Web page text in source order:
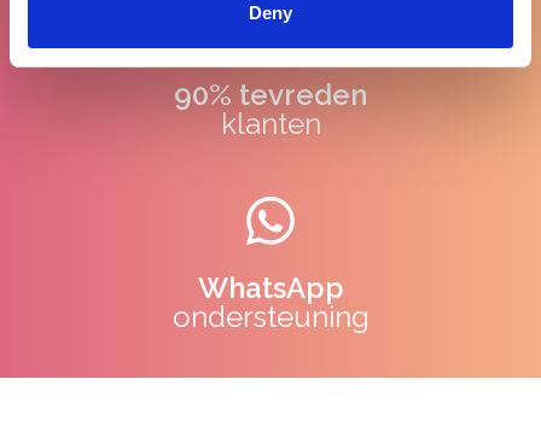
Deny
90% tevreden
klanten
WhatsApp
ondersteuning